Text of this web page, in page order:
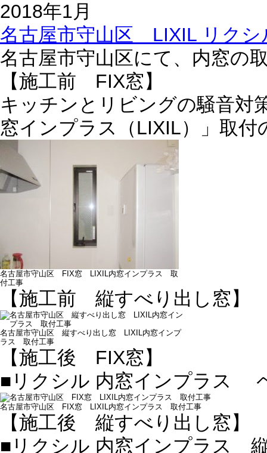
2018年1月
名古屋市守山区 LIXIL リクシ
名古屋市守山区にて、内窓の
【施工前 FIX窓】
キッチンとリビングの騒音対
窓インプラス（LIXIL）」取
名古屋市守山区 FIX窓 LIXIL内窓インプラス 取
付工事
【施工前 縦すべり出し窓】
名古屋市守山区 縦すべり出し窓 LIXIL内窓インプ
ラス 取付工事
【施工後 FIX窓】
■リクシル 内窓インプラス
名古屋市守山区 FIX窓 LIXIL内窓インプラス 取付工事
【施工後 縦すべり出し窓】
■リクシル 内窓インプラス